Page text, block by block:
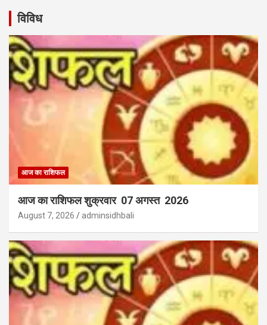
विविध
आज का राशिफल
आज का राशिफल शुक्रवार 07 अगस्त 2026
August 7, 2026 adminsidhbali